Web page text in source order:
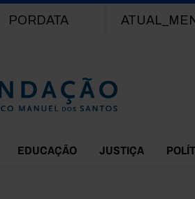
PORDATA
EDUCAÇÃO JUSTIÇA